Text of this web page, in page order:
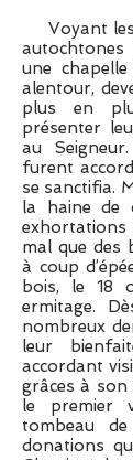
Voyant les
une
alentour,
plus en
présenter
au
furent
se sanctifia.
la haine de
mal que des
à coup
bois, le 18
ermitage.
nombreux
leur
accordant
grâces à
le premier
tombeau
donations